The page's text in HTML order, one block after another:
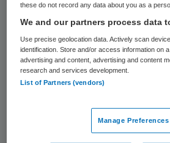
Minister Edith Schippers
zei dat op dinsdag 27
vragenuurtje. De
volgende week met nieuwe
gezonde voeding. Die
nieuwe adviezen en een
zodat “mensen
these do not record any data about you as a
We and our partners process data
Use precise geolocation data. Actively scan
identification. Store and/or access information on
advertising and content, advertising and content
research and services development.
List of Partners (vendors)
Manage Preferences